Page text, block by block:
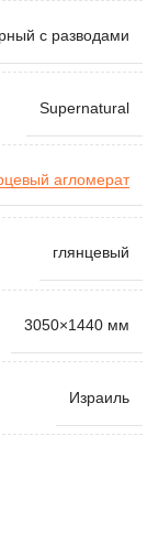
с разводами
Supernatural
агломерат
глянцевый
3050×1440 мм
Израиль